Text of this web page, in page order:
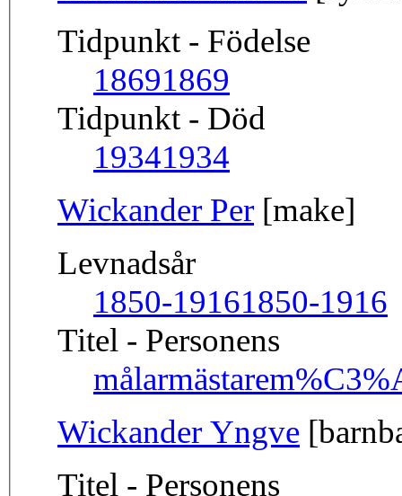
Tidpunkt - Födelse
18691869
Tidpunkt - Död
19341934
Wickander Per [make]
Levnadsår
1850-19161850-1916
Titel - Personens
målarmästare
Wickander Yngve
Titel - Personens